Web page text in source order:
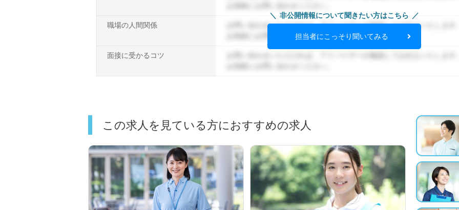
職場の人間関係
お問い合わせいただければ、アドバイザーが確認してお伝えいたします
お気軽にお問い合わせください。
面接に受かるコツ
非公開情報について聞きたい方はこちら
担当者にこっそり聞いてみる
この求人を見ている方におすすめの求人